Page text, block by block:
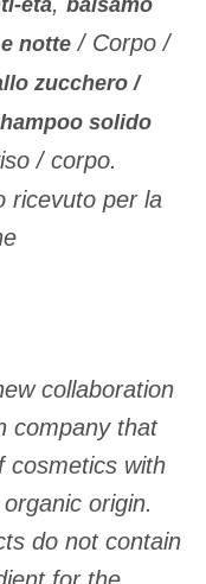
età
balsamo
notte/ Corpo /
zucchero /
solido
/ corpo.
ricevuto per la
collaboration
company that
cosmetics with
origin.
do not contain